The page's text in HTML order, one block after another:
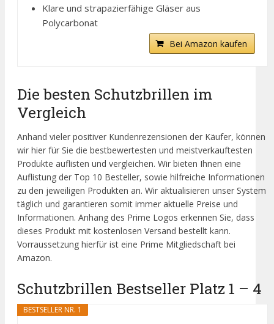
Klare und strapazierfähige Gläser aus
Polycarbonat
Bei Amazon kaufen
Die besten Schutzbrillen im
Vergleich
Anhand vieler positiver Kundenrezensionen der Käufer, können
wir hier für Sie die bestbewertesten und meistverkauftesten
Produkte auflisten und vergleichen. Wir bieten Ihnen eine
Auflistung der Top 10 Besteller, sowie hilfreiche Informationen
zu den jeweiligen Produkten an. Wir aktualisieren unser System
täglich und garantieren somit immer aktuelle Preise und
Informationen. Anhang des Prime Logos erkennen Sie, dass
dieses Produkt mit kostenlosen Versand bestellt kann.
Vorraussetzung hierfür ist eine Prime Mitgliedschaft bei
Amazon.
Schutzbrillen Bestseller Platz 1 – 4
BESTSELLER NR. 1